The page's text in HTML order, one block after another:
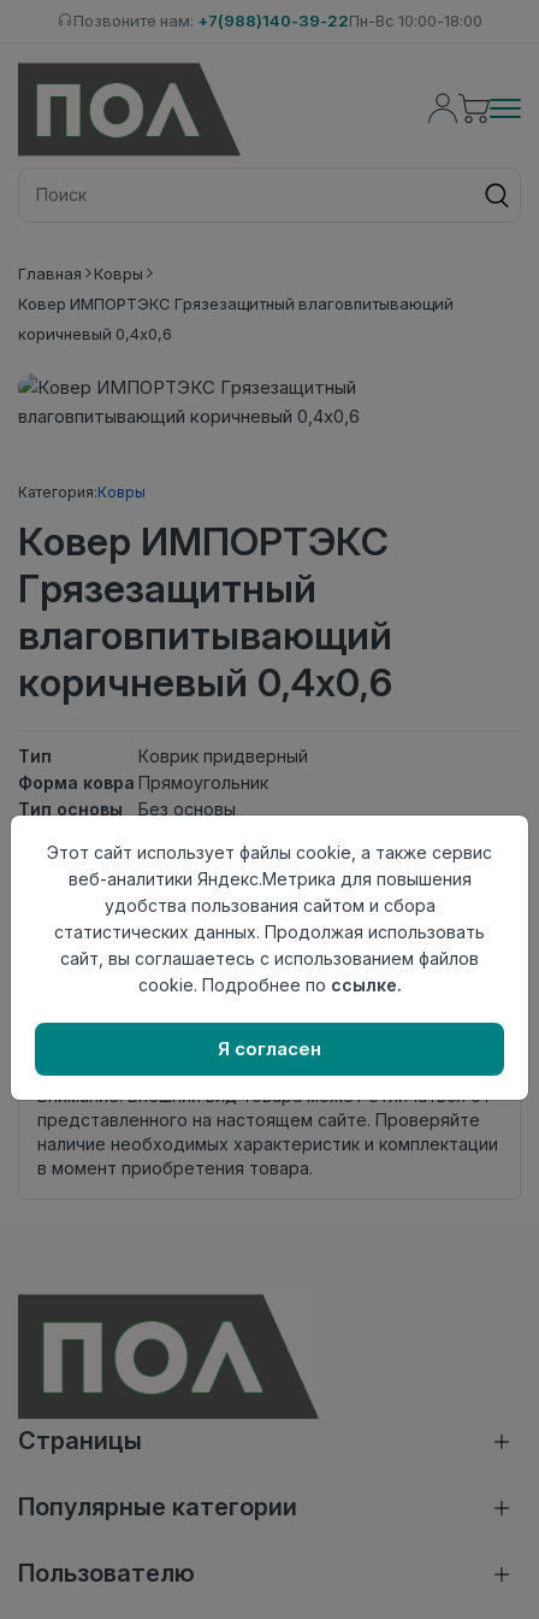
Позвоните нам: +7(988)140-39-22Пн-Вс 10:00-18:00
Главная
Ковры
Ковер ИМПОРТЭКС Грязезащитный влаговпитывающий
коричневый 0,4х0,6
Категория:Ковры
Ковер ИМПОРТЭКС
Грязезащитный
влаговпитывающий
коричневый 0,4х0,6
Тип
Коврик придверный
Форма ковра Прямоугольник
Тип основы
Без основы
ворса
Нет ворса
Тип ворса
Нет ворса
21кл
Длина
0,6
Ширина
0,4
происхождения
Нет в наличии
Внимание! Внешний вид товара может отличаться от
представленного на настоящем сайте. Проверяйте
наличие необходимых характеристик и комплектации
в момент приобретения товара.
Страницы
Популярные категории
Пользователю
Этот сайт использует файлы cookie, а также сервис
веб-аналитики Яндекс.Метрика для повышения
удобства пользования сайтом и сбора
статистических данных. Продолжая использовать
сайт, вы соглашаетесь с использованием файлов
cookie. Подробнее по ссылке.
Я согласен